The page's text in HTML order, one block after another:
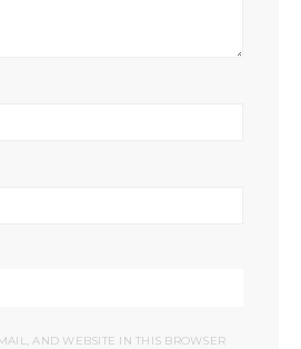
AND WEBSITE IN THIS BROWSER